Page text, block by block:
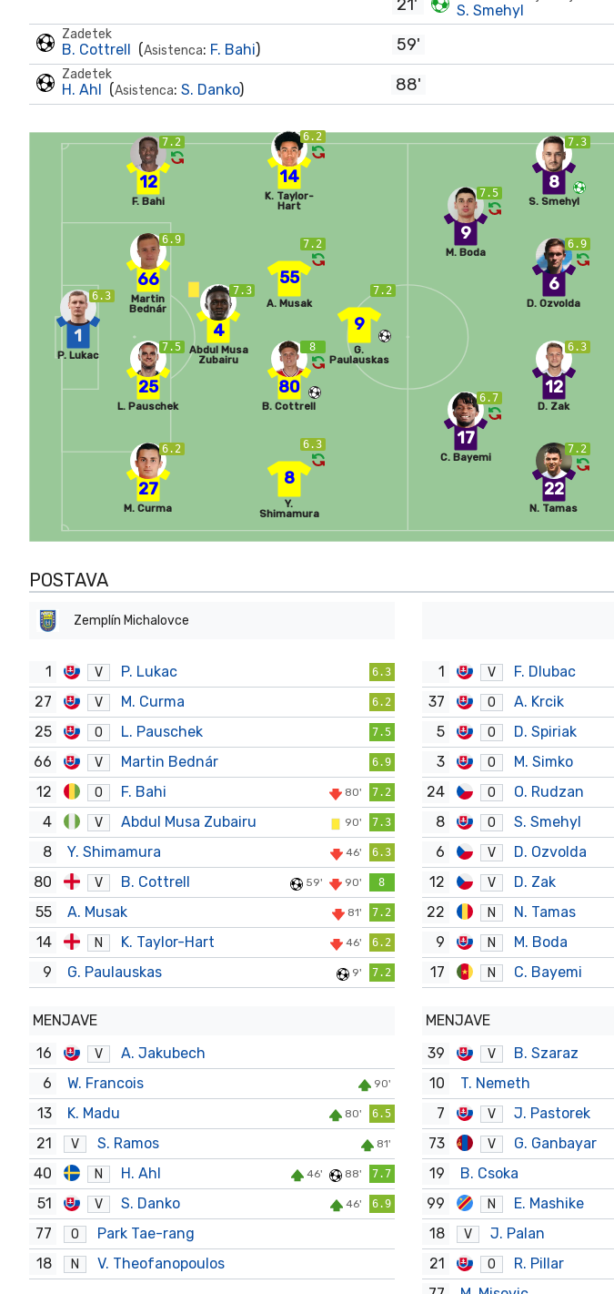
21'
S. Smehyl
Zadetek
B. Cottrell (Asistenca: F. Bahi) 59'
Zadetek
H. Ahl (Asistenca: S. Danko) 88'
6.3
1
P. Lukac
7.2
12
F. Bahi
6.9
66
Martin
Bednár
7.5
25
L. Pauschek
6.2
27
M. Curma
7.3
4
Abdul Musa
Zubairu
6.2
14
K. Taylor-
Hart
7.2
55
A. Musak
8
80
B. Cottrell
6.3
8
Y.
Shimamura
7.2
9
G.
Paulauskas
7.2
22
N. Tamas
6.3
12
D. Zak
6.9
6
D. Ozvolda
7.3
8
S. Smehyl
6.7
17
C. Bayemi
7.5
9
M. Boda
POSTAVA
Zemplín Michalovce
1 V P. Lukac 6.3
27 V M. Curma 6.2
25 O L. Pauschek 7.5
66 V Martin Bednár 6.9
12 O F. Bahi 80' 7.2
4 V Abdul Musa Zubairu 90' 7.3
8 Y. Shimamura 46' 6.3
80 V B. Cottrell 59' 90' 8
55 A. Musak 81' 7.2
14 N K. Taylor-Hart 46' 6.2
9 G. Paulauskas 9' 7.2
MENJAVE
16
V
A. Jakubech
6
W. Francois 90'
13 K. Madu 80' 6.5
21 V S. Ramos 81'
40 N H. Ahl 46' 88' 7.7
51 V S. Danko 46' 6.9
77 O
Park Tae-rang
18
N V. Theofanopoulos
1 V F. Dlubac
37 O A. Krcik
5 O D. Spiriak
3 O M. Simko
24 O O. Rudzan
8 O S. Smehyl
6 V D. Ozvolda
12 V D. Zak
22 N N. Tamas
9 N M. Boda
17 N C. Bayemi
MENJAVE
39
V
B. Szaraz
10
T. Nemeth
7 V
J. Pastorek
73
V G. Ganbayar
19
B. Csoka
99
N E. Mashike
18 V
J. Palan
21
O R. Pillar